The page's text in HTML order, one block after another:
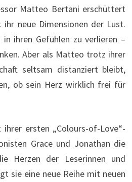
Matteo Bertani erschüttert
ihr neue Dimensionen der Lust.
ihren Gefühlen zu verlieren –
Aber als Matteo trotz ihrer
seltsam distanziert bleibt,
ob sein Herz wirklich frei für
ersten „Colours-of-Love“-
Grace und Jonathan die
Herzen der Leserinnen und
sie eine neue Reihe mit neuen